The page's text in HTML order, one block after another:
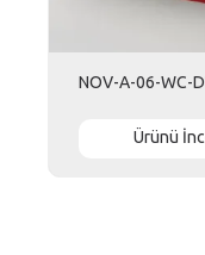
NOV-A-06-WC-
Ürünü